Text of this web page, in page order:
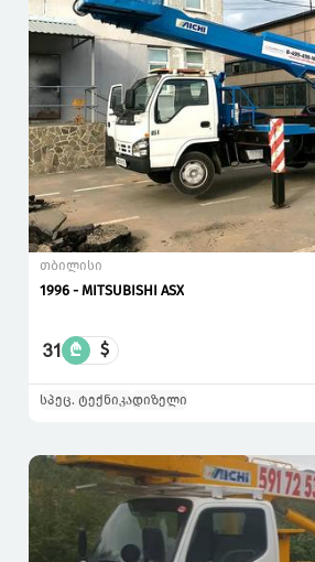
თბილისი
1996 - MITSUBISHI ASX
31 ₾ $
სპეც. ტექნიკადიზელი